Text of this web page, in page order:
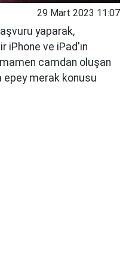
29 Mart 2023 11:07
yaparak,
iPhone ve iPad'ın
camdan oluşan
epey merak konusu